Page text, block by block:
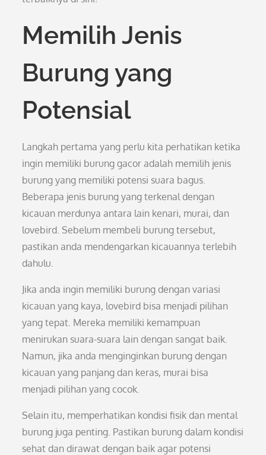
Memilih Jenis
Burung yang
Potensial
Langkah pertama yang perlu kita perhatikan ketika
ingin memiliki burung gacor adalah memilih jenis
burung yang memiliki potensi suara bagus.
Beberapa jenis burung yang terkenal dengan
kicauan merdunya antara lain kenari, murai, dan
lovebird. Sebelum membeli burung tersebut,
pastikan anda mendengarkan kicauannya terlebih
dahulu.
Jika anda ingin memiliki burung dengan variasi
kicauan yang kaya, lovebird bisa menjadi pilihan
yang tepat. Mereka memiliki kemampuan
menirukan suara-suara lain dengan sangat baik.
Namun, jika anda menginginkan burung dengan
kicauan yang panjang dan keras, murai bisa
menjadi pilihan yang cocok.
Selain itu, memperhatikan kondisi fisik dan mental
burung juga penting. Pastikan burung dalam kondisi
sehat dan dirawat dengan baik agar potensi